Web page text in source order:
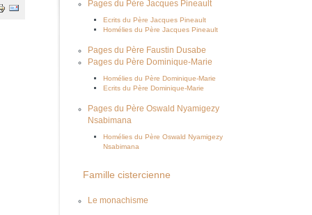
Pages du Père Jacques Pineault
Ecrits du Père Jacques Pineault
Homélies du Père Jacques Pineault
Pages du Père Faustin Dusabe
Pages du Père Dominique-Marie
Homélies du Père Dominique-Marie
Ecrits du Père Dominique-Marie
Pages du Père Oswald Nyamigezy
Nsabimana
Homélies du Père Oswald Nyamigezy
Nsabimana
Famille cistercienne
Le monachisme